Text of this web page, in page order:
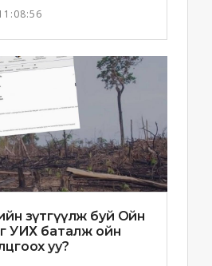
зүтгүүлж буй Ойн
УИХ баталж ойн
уу?